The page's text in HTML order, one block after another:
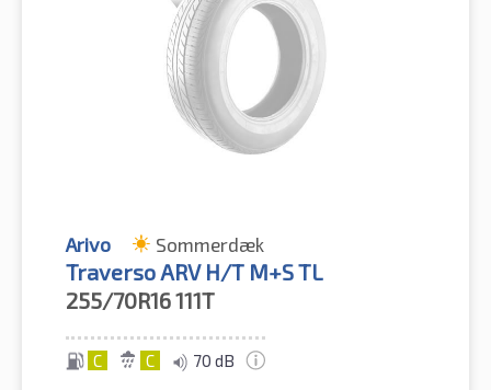
Arivo Sommerdæk
Traverso ARV H/T M+S TL
255/70R16111T
C C 70 dB